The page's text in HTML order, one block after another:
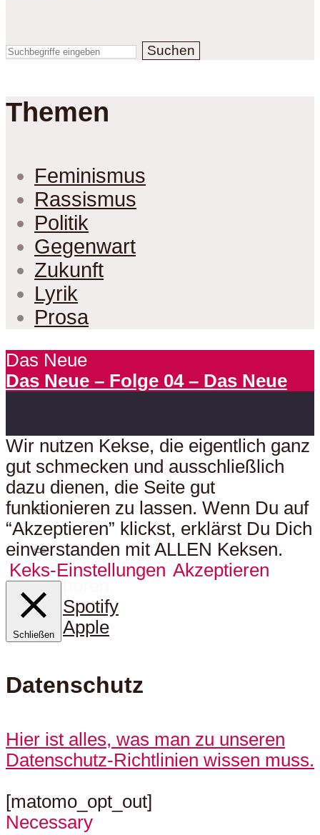
Suchen
Themen
Feminismus
Rassismus
Politik
Gegenwart
Zukunft
Lyrik
Prosa
Das Neue
Das Neue – Folge 04 – Das Neue
Hier kann man uns auch
Spotify
Apple
Wir nutzen Kekse, die eigentlich ganz
gut schmecken und ausschließlich
dazu dienen, die Seite gut
funktionieren zu lassen. Wenn Du auf
“Akzeptieren” klickst, erklärst Du Dich
einverstanden mit ALLEN Keksen.
Keks-Einstellungen Akzeptieren
Schließen
Datenschutz
Hier ist alles, was man zu unseren
Datenschutz-Richtlinien wissen muss.
[matomo_opt_out]
Necessary